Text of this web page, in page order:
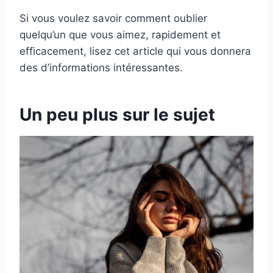
Si vous voulez savoir comment oublier
quelqu’un que vous aimez, rapidement et
efficacement, lisez cet article qui vous donnera
des d’informations intéressantes.
Un peu plus sur le sujet